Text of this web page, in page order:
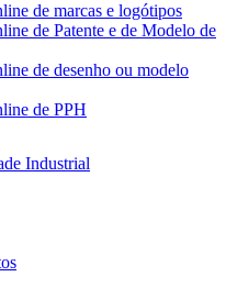
de marcas e logótipos
de Patente e de Modelo de
de desenho ou modelo
de PPH
Industrial